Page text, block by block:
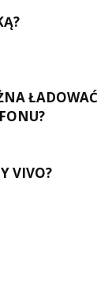
ŁADOWAĆ
VIVO?